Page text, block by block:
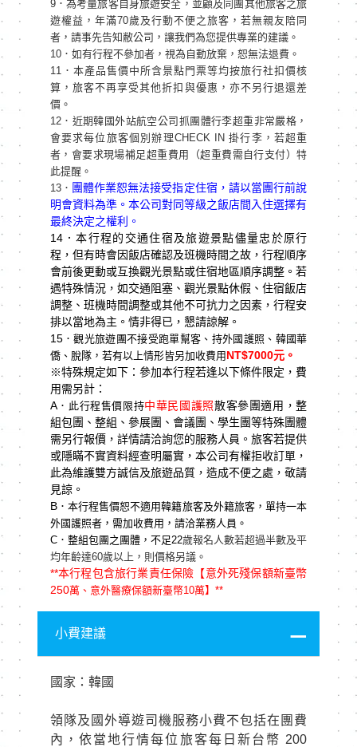
9．為考量旅客自身旅遊安全，並顧及同團其他旅客之旅
遊權益，年滿70歲及行動不便之旅客，若無親友陪同
者，請事先告知敝公司，讓我們為您提供專業的建議。
10．如有⾏程不參加者，視為⾃動放棄，恕無法退費。
11．本產品售價中所含景點門票等均按旅行社扣價核
算，旅客不再享受其他折扣與優惠，亦不另行退還差
價。
12．近期韓國外站航空公司抓團體行李超重非常嚴格，
會要求每位旅客個別辦理CHECK IN 掛行李，若超重
者，會要求現場補足超重費用（超重費需自行支付）特
此提醒。
13． 團體作業恕無法接受指定住宿，請以當團行前說
明會資料為準。本公司對同等級之飯店間入住選擇有
最終決定之權利。
14．本行程的交通住宿及旅遊景點儘量忠於原行
程，但有時會因飯店確認及班機時間之故，行程順序
會前後更動或互換觀光景點或住宿地區順序調整。若
遇特殊情況，如交通阻塞、觀光景點休假、住宿飯店
調整、班機時間調整或其他不可抗力之因素，行程安
排以當地為主。情非得已，懇請諒解。
15．觀光旅遊團不接受跑單幫客、持外國護照、韓國華
僑、脫隊，若有以上情形皆另加收費用 NT$7000元。
※特殊規定如下：參加本行程若逢以下條件限定，費
用需另計：
A．此行程售價限持中華民國護照散客參團適用，整
組包團、整組、參展團、會議團、學生團等特殊團體
需另行報價，詳情請洽詢您的服務人員。旅客若提供
或隱瞞不實資料經查明屬實，本公司有權拒收訂單，
此為維護雙方誠信及旅遊品質，造成不便之處，敬請
見諒。
B．本行程售價恕不適用韓籍旅客及外籍旅客，單持一本
外國護照者，需加收費用，請洽業務人員。
C．整組包團之團體，不足22歲報名人數若超過半數及平
均年齡達60歲以上，則價格另議。
**本行程包含旅行業責任保險【意外死殘保額新臺幣
250萬、意外醫療保額新臺幣10萬】**
小費建議
國家：韓國
領隊及國外導遊司機服務小費不包括在團費
內，依當地行情每位旅客每日新台幣 200